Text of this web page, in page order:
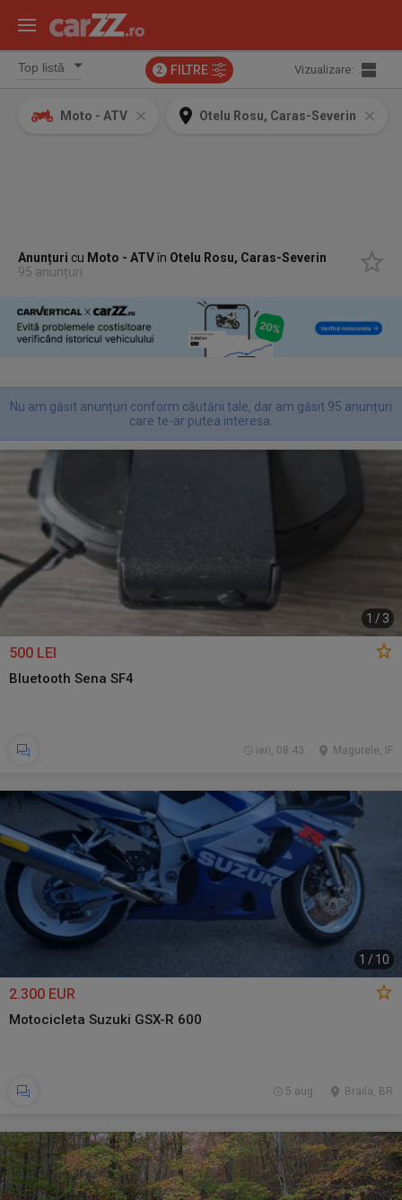
2 FILTRE Vizualizare:
Moto - ATV Otelu Rosu, Caras-Severin
Anunțuri cu Moto - ATVîn Otelu Rosu, Caras-Severin
95 anunțuri
Nu am găsit anunțuri conform căutării tale, dar am găsit 95 anunțuri
care te-ar putea interesa.
1 / 3
500 LEI
Bluetooth Sena SF4
Magurele, IF
ieri, 08:43
1 / 10
2.300 EUR
Motocicleta Suzuki GSX-R 600
Braila, BR
5 aug.